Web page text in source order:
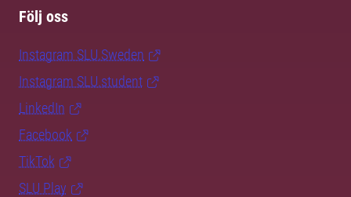
Följ oss
Instagram SLU.Sweden
Instagram SLU.student
LinkedIn
Facebook
TikTok
SLU Play